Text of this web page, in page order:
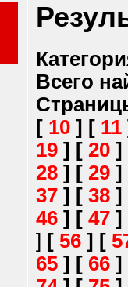
Всего
[ 10 ] [ 11
19 ] [ 20 ]
28 ] [ 29 ]
37 ] [ 38 ]
46 ] [ 47 ]
] [ 56 ] [
65 ] [ 66 ]